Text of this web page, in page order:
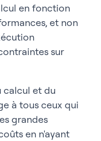
en fonction
et non
sur
calcul et du
à tous ceux qui
grandes
en n'ayant